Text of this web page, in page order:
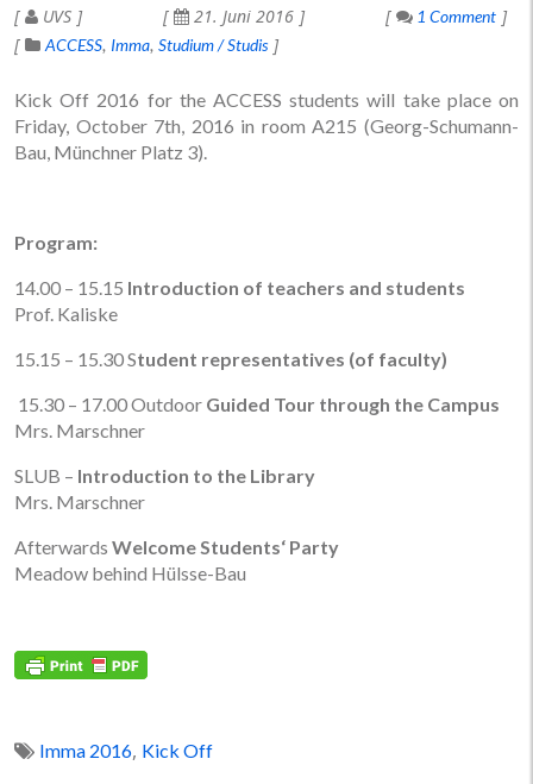
UVS 21. Juni 2016
1 Comment
ACCESS Imma Studium / Studis
Kick Off 2016 for the ACCESS students will take place on
Friday, October 7th, 2016 in room A215 (Georg-Schumann-
Bau, Münchner Platz 3).
Program:
14.00 – 15.15 Introduction of teachers and students
Prof. Kaliske
15.15 – 15.30 Student representatives (of faculty)
15.30 – 17.00 Outdoor Guided Tour through the Campus
Mrs. Marschner
SLUB – Introduction to the Library
Mrs. Marschner
Afterwards WelcomeStudents‘ Party
Meadow behind Hülsse-Bau
Imma 2016, Kick Off